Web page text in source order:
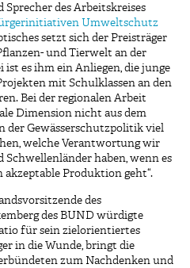
Sprecher des Arbeitskreises
Umweltschutz
setzt sich der Preisträger
und Tierwelt an der
ist es ihm ein Anliegen, die junge
mit Schulklassen an den
Bei der regionalen Arbeit
Dimension nicht aus dem
der Gewässerschutzpolitik viel
welche Verantwortung wir
haben, wenn es
akzeptable Produktion geht“.
des
des BUND würdigte
für sein zielorientiertes
in die Wunde, bringt die
zum Nachdenken und